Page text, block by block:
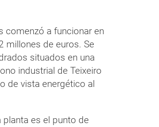
comenzó a funcionar en
millones de euros. Se
situados en una
industrial de Teixeiro
de vista energético al
es el punto de